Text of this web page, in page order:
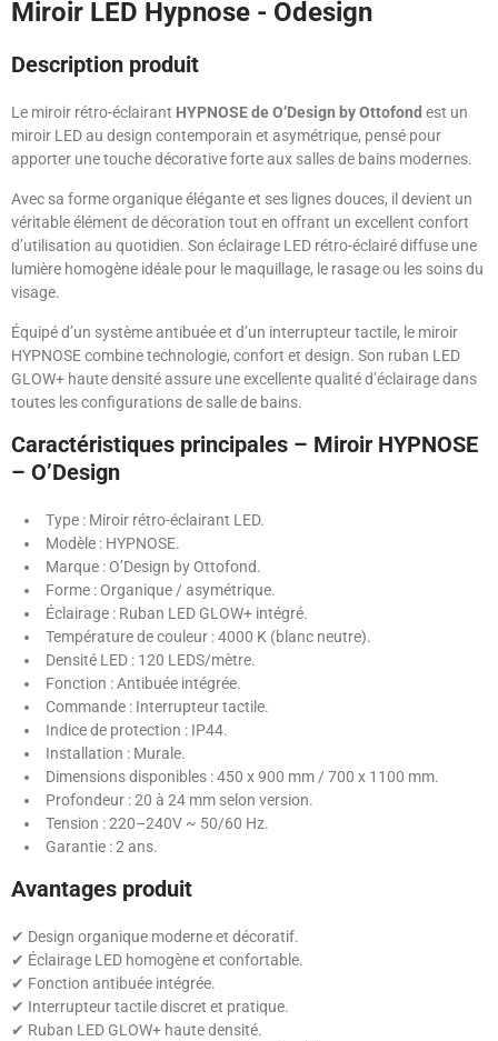
Miroir LED Hypnose - Odesign
Description produit
Le miroir rétro-éclairant HYPNOSE de O’Design by Ottofond est un
miroir LED au design contemporain et asymétrique, pensé pour
apporter une touche décorative forte aux salles de bains modernes.
Avec sa forme organique élégante et ses lignes douces, il devient un
véritable élément de décoration tout en offrant un excellent confort
d’utilisation au quotidien. Son éclairage LED rétro-éclairé diffuse une
lumière homogène idéale pour le maquillage, le rasage ou les soins du
visage.
Équipé d’un système antibuée et d’un interrupteur tactile, le miroir
HYPNOSE combine technologie, confort et design. Son ruban LED
GLOW+ haute densité assure une excellente qualité d’éclairage dans
toutes les configurations de salle de bains.
Caractéristiques principales – Miroir HYPNOSE
– O’Design
Type : Miroir rétro-éclairant LED.
Modèle : HYPNOSE.
Marque : O’Design by Ottofond.
Forme : Organique / asymétrique.
Éclairage : Ruban LED GLOW+ intégré.
Température de couleur : 4000 K (blanc neutre).
Densité LED : 120 LEDS/mètre.
Fonction : Antibuée intégrée.
Commande : Interrupteur tactile.
Indice de protection : IP44.
Installation : Murale.
Dimensions disponibles : 450 x 900 mm / 700 x 1100 mm.
Profondeur : 20 à 24 mm selon version.
Tension : 220–240V ~ 50/60 Hz.
Garantie : 2 ans.
Avantages produit
✔ Design organique moderne et décoratif.
✔ Éclairage LED homogène et confortable.
✔ Fonction antibuée intégrée.
✔ Interrupteur tactile discret et pratique.
✔ Ruban LED GLOW+ haute densité.